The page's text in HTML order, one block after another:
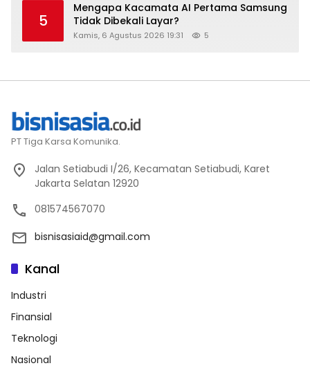
5
Mengapa Kacamata AI Pertama Samsung
Tidak Dibekali Layar?
Kamis, 6 Agustus 2026 19:31 5
PT Tiga Karsa Komunika.
Jalan Setiabudi I/26, Kecamatan Setiabudi, Karet
Jakarta Selatan 12920
081574567070
bisnisasiaid@gmail.com
Kanal
Industri
Finansial
Teknologi
Nasional